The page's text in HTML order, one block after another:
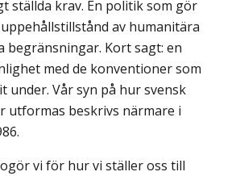
ställda krav. En politik som gör
av humanitära
begränsningar. Kort sagt: en
med de konventioner som
under. Vår syn på hur svensk
utformas beskrivs närmare i
vi för hur vi ställer oss till